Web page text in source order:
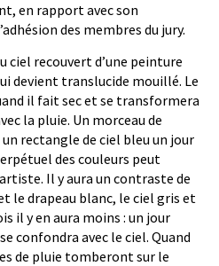
en rapport avec son
des membres du jury.
ciel recouvert d’une peinture
devient translucide mouillé. Le
il fait sec et se transformera
la pluie. Un morceau de
rectangle de ciel bleu un jour
des couleurs peut
Il y aura un contraste de
le drapeau blanc, le ciel gris et
il y en aura moins : un jour
confondra avec le ciel. Quand
de pluie tomberont sur le